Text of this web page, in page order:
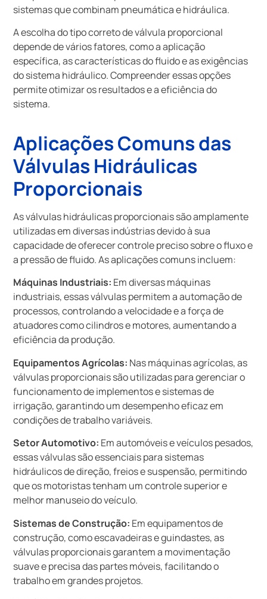
sistemas que combinam pneumática e hidráulica.
A escolha do tipo correto de válvula proporcional
depende de vários fatores, como a aplicação
específica, as características do fluido e as exigências
do sistema hidráulico. Compreender essas opções
permite otimizar os resultados e a eficiência do
sistema.
Aplicações Comuns das
Válvulas Hidráulicas
Proporcionais
As válvulas hidráulicas proporcionais são amplamente
utilizadas em diversas indústrias devido à sua
capacidade de oferecer controle preciso sobre o fluxo e
a pressão de fluido. As aplicações comuns incluem:
Máquinas Industriais: Em diversas máquinas
industriais, essas válvulas permitem a automação de
processos, controlando a velocidade e a força de
atuadores como cilindros e motores, aumentando a
eficiência da produção.
Equipamentos Agrícolas: Nas máquinas agrícolas, as
válvulas proporcionais são utilizadas para gerenciar o
funcionamento de implementos e sistemas de
irrigação, garantindo um desempenho eficaz em
condições de trabalho variáveis.
Setor Automotivo: Em automóveis e veículos pesados,
essas válvulas são essenciais para sistemas
hidráulicos de direção, freios e suspensão, permitindo
que os motoristas tenham um controle superior e
melhor manuseio do veículo.
Sistemas de Construção: Em equipamentos de
construção, como escavadeiras e guindastes, as
válvulas proporcionais garantem a movimentação
suave e precisa das partes móveis, facilitando o
trabalho em grandes projetos.